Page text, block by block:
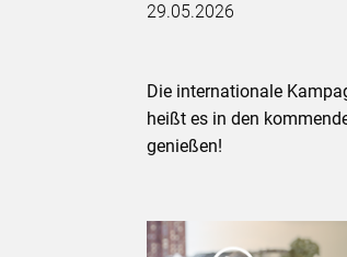
29.05.2026
Die internationale
heißt es in den
genießen!